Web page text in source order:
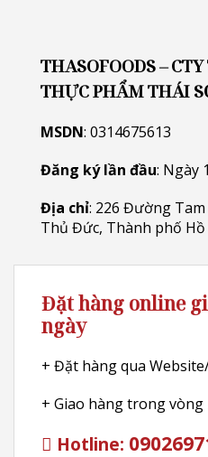
THASOFOODS –
THỰC PHẨM THÁI
MSDN: 0314675613
Đăng ký lần đầu: Ngày
Địa chỉ: 226 Đường
Thủ Đức, Thành phố Hồ
Đặt hàng online
ngày
+ Đặt hàng qua
+ Giao hàng trong vòng
Hotline: